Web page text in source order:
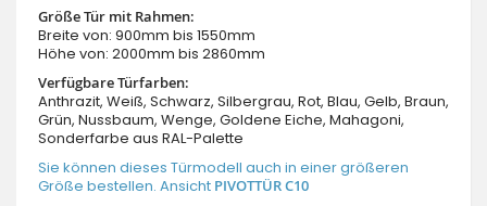
Größe Tür mit Rahmen:
Breite von: 900mm bis 1550mm
Höhe von: 2000mm bis 2860mm
Verfügbare Türfarben:
Anthrazit, Weiß, Schwarz, Silbergrau, Rot, Blau, Gelb, Braun,
Grün, Nussbaum, Wenge, Goldene Eiche, Mahagoni,
Sonderfarbe aus RAL-Palette
Sie können dieses Türmodell auch in einer größeren
Größe bestellen. Ansicht PIVOTTÜR C10